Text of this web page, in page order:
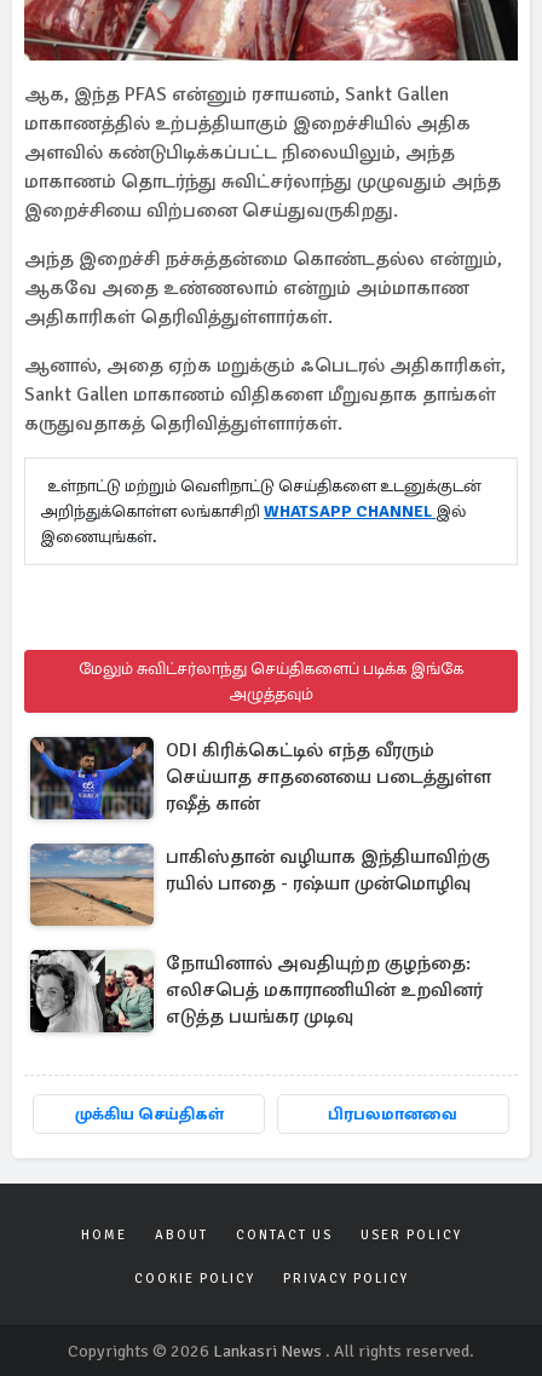
ஆக, இந்த PFAS என்னும் ரசாயனம், Sankt Gallen
மாகாணத்தில் உற்பத்தியாகும் இறைச்சியில் அதிக
அளவில் கண்டுபிடிக்கப்பட்ட நிலையிலும், அந்த
மாகாணம் தொடர்ந்து சுவிட்சர்லாந்து முழுவதும் அந்த
இறைச்சியை விற்பனை செய்துவருகிறது.
அந்த இறைச்சி நச்சுத்தன்மை கொண்டதல்ல என்றும்,
ஆகவே அதை உண்ணலாம் என்றும் அம்மாகாண
அதிகாரிகள் தெரிவித்துள்ளார்கள்.
ஆனால், அதை ஏற்க மறுக்கும் ஃபெடரல் அதிகாரிகள்,
Sankt Gallen மாகாணம் விதிகளை மீறுவதாக தாங்கள்
கருதுவதாகத் தெரிவித்துள்ளார்கள்.
உள்நாட்டு மற்றும் வெளிநாட்டு செய்திகளை உடனுக்குடன்
அறிந்துக்கொள்ள லங்காசிறி WHATSAPP CHANNEL இல்
இணையுங்கள்.
மேலும் சுவிட்சர்லாந்து செய்திகளைப் படிக்க இங்கே
அழுத்தவும்
ODI கிரிக்கெட்டில் எந்த வீரரும்
செய்யாத சாதனையை படைத்துள்ள
ரஷீத் கான்
பாகிஸ்தான் வழியாக இந்தியாவிற்கு
ரயில் பாதை - ரஷ்யா முன்மொழிவு
நோயினால் அவதியுற்ற குழந்தை:
எலிசபெத் மகாராணியின் உறவினர்
எடுத்த பயங்கர முடிவு
முக்கிய செய்திகள் பிரபலமானவை
HOME ABOUT CONTACT US USER POLICY
COOKIE POLICY PRIVACY POLICY
Copyrights © 2026 Lankasri News . All rights reserved.